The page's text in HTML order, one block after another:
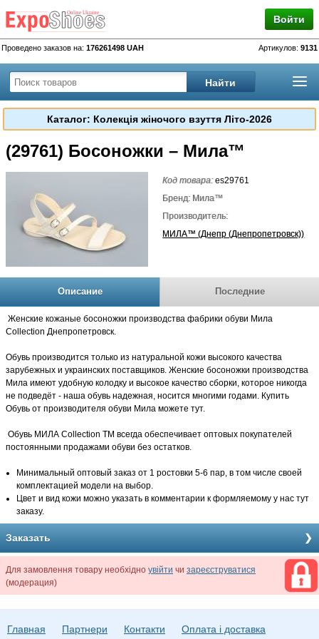
Войти
Проведено заказов на: 176261498 UAH Артикулов: 9131
Каталог: Колекція жіночого взуття Літо-2026
(29761) Босоножки – Мила™
Код товара:es29761
Бренд: Мила™
Производитель:
МИЛА™ (Днепр (Днепропетровск))
Описание Последние
Женские кожаные босоножки производства фабрики обуви Мила
Collection Днепропетровск.
Обувь производится только из натуральной кожи высокого качества
зарубежных и украинских поставщиков. Женские босоножки производства
Мила имеют удобную колодку и высокое качество сборки, которое никогда
не подведёт - наша обувь надежная, носится многими годами. Купить
Обувь от производителя обуви Мила можете тут.
Обувь МИЛА Collection TM всегда обеспечивает оптовых покупателей
постоянными продажами обуви без остатков.
Минимальный оптовый заказ от 1 ростовки 5-6 пар, в том числе своей
комплектацией модели на выбор.
Цвет и вид кожи можно указать в комментарии к формляемому у нас тут
заказу.
Заказать
Для замовлення товару необхідно увійти чи зареєструватися
(модерация)
Главная Партнери Контакти Оплата і доставка